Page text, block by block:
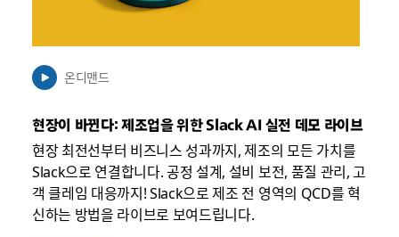
릴
수
있
온디맨드
현장이 바뀐다: 제조업을 위한 Slack AI 실전 데모 라이브
현장 최전선부터 비즈니스 성과까지, 제조의 모든 가치를
Slack으로 연결합니다. 공정 설계, 설비 보전, 품질 관리, 고
객 클레임 대응까지! Slack으로 제조 전 영역의 QCD를 혁
신하는 방법을 라이브로 보여드립니다.